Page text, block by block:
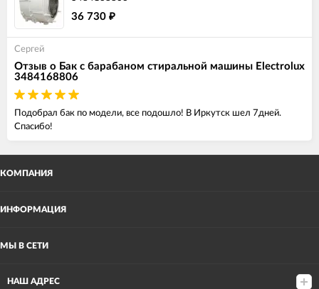
36 730 ₽
Сергей
Отзыв о Бак с барабаном стиральной машины Electrolux
3484168806
Подобрал бак по модели, все подошло! В Иркутск шел 7дней.
Спасибо!
КОМПАНИЯ
ИНФОРМАЦИЯ
МЫ В СЕТИ
НАШ АДРЕС